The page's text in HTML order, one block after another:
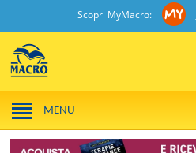
Scopri MyMacro:
MENU